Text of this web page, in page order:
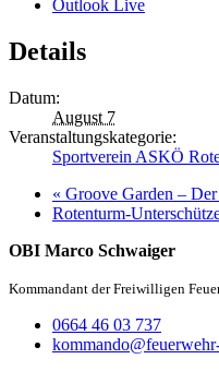
Outlook Live
Details
Datum:
August 7
Veranstaltungskategorie:
Sportverein ASKÖ
« Groove Garden –
Rotenturm-
OBI Marco Schwaiger
Kommandant der Freiwilligen
0664 46 03 737